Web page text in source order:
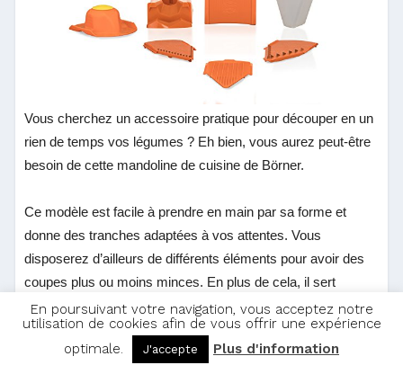
Vous cherchez un accessoire pratique pour découper en un
rien de temps vos légumes ? Eh bien, vous aurez peut-être
besoin de cette mandoline de cuisine de Börner.
Ce modèle est facile à prendre en main par sa forme et
donne des tranches adaptées à vos attentes. Vous
disposerez d’ailleurs de différents éléments pour avoir des
coupes plus ou moins minces. En plus de cela, il sert
également pour les pommes de terre, plus particulièrement
pour réaliser les fameux « french fries ».
En poursuivant votre navigation, vous acceptez notre
utilisation de cookies afin de vous offrir une expérience
optimale.
J'accepte Plus d'information